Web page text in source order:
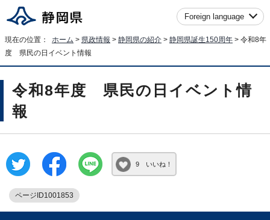
Foreign language
現在の位置： ホーム > 県政情報 > 静岡県の紹介 > 静岡県誕生150周年 > 令和8年
度 県民の日イベント情報
令和8年度 県民の日イベント情
報
9 いいね！
ページID1001853